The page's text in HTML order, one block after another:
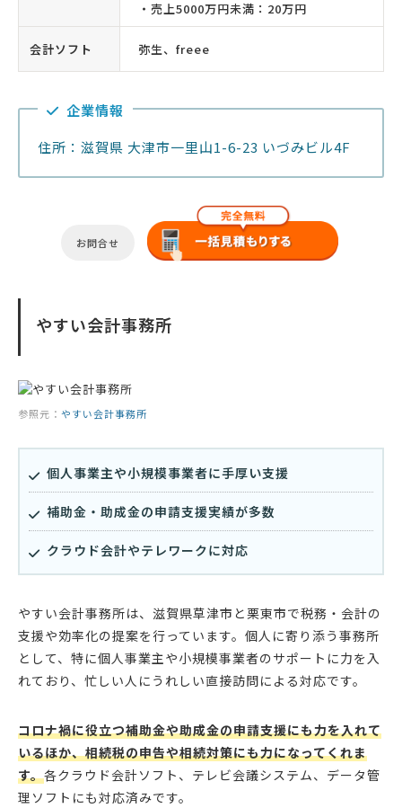
・売上5000万円未満：20万円
会計ソフト 弥生、freee
企業情報
住所：滋賀県 大津市一里山1-6-23 いづみビル4F
お問合せ
やすい会計事務所
参照元： やすい会計事務所
個人事業主や小規模事業者に手厚い支援
補助金・助成金の申請支援実績が多数
クラウド会計やテレワークに対応
やすい会計事務所は、滋賀県草津市と栗東市で税務・会計の
支援や効率化の提案を行っています。個人に寄り添う事務所
として、特に個人事業主や小規模事業者のサポートに力を入
れており、忙しい人にうれしい直接訪問による対応です。
コロナ禍に役立つ補助金や助成金の申請支援にも力を入れて
いるほか、相続税の申告や相続対策にも力になってくれま
す。各クラウド会計ソフト、テレビ会議システム、データ管
理ソフトにも対応済みです。